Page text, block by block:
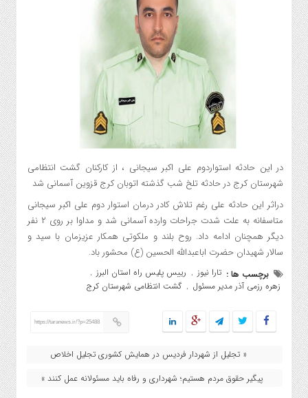
دراثر اين حادثه علي رغم تلاش کادر درمان استوار دوم علي اکبر سيجاني
متاسفانه به علت شدت جراحات وارده آسماني شد و مداوا بر روي ۲ نفر
ديگر همچنان ادامه داد. روح بلند و ملکوتي همکار عزيزمان با سيد و
سالار شهيدان حضرت اباعبدالله الحسين (ع) محشور باد.
برچسب ها : تارا نیوز , رییس پلیس راه استان البرز ,
زهره رزمی آذر مدیر مسئول , گشت انتظامی شهرستان کرج
https://taranews.ir/?p=25488
« تجلیل از شهردار فردیس در همایش کشوری تجلیل اخلاص
پیگیر حقوق مردم هستیم؛ شهرداری و رفاه باید مسئولانه عمل کنند »